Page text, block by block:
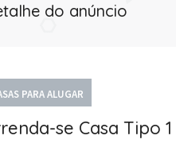
do anúncio
PARA ALUGAR
se Casa Tipo